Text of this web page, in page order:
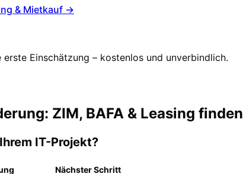
& Mietkauf →
Einschätzung – kostenlos und unverbindlich.
ZIM, BAFA & Leasing finden
IT-Projekt?
Nächster Schritt